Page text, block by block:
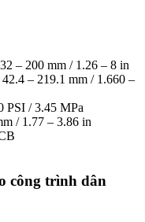
32 – 200 mm / 1.26 – 8 in
42.4 – 219.1 mm / 1.660 –
PSI / 3.45 MPa
/ 1.77 – 3.86 in
công trình dân